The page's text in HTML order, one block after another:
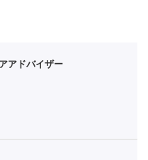
アドバイザー